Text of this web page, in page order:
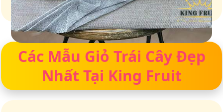
Giỏ quà – Tinh hoa từ trái cây tươi ngon
Các Mẫu Giỏ Trái Cây Đẹp
Nhất Tại King Fruit